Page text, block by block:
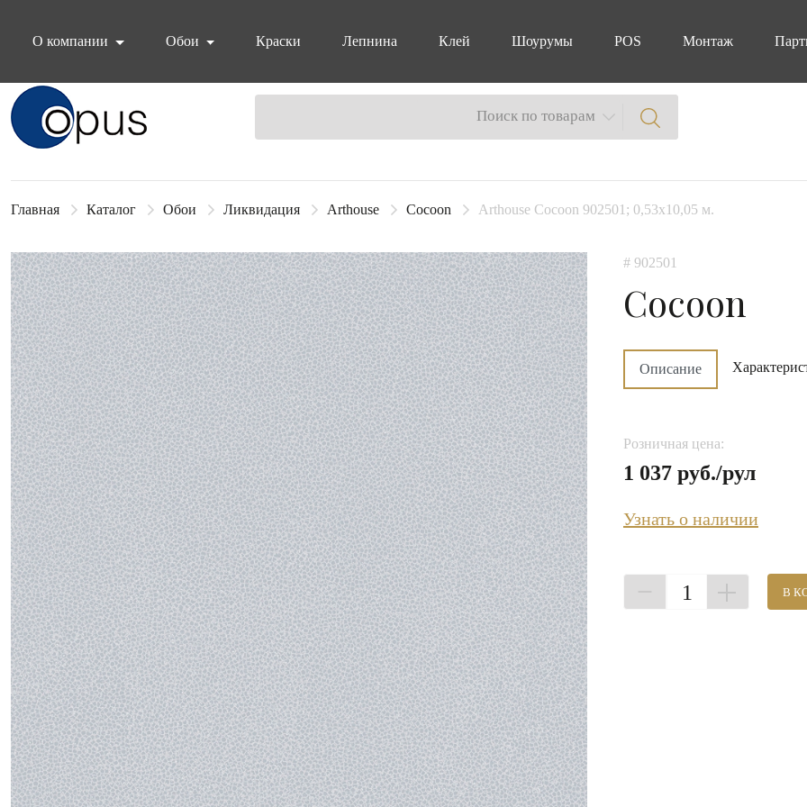
О компании
Обои Краски Лепнина Клей Шоурумы POS Монтаж
Блок поиска Поиск по товарам
Главная Каталог Обои Ликвидация Arthouse Cocoon Arthouse Cocoon 902501; 0,53х10,05 м.
# 902501
Cocoon
Описание
Розничная цена:
1 037 руб./рул
Узнать о наличии
1 В